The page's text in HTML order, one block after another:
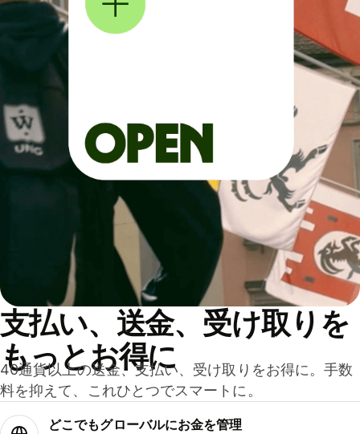
支払い、送金、受け取りを
もっとお得に
40通貨以上の送金、支払い、受け取りをお得に。手数
料を抑えて、これひとつでスマートに。
どこでもグ⁠ロ⁠ー⁠バ⁠ルにお金を管理